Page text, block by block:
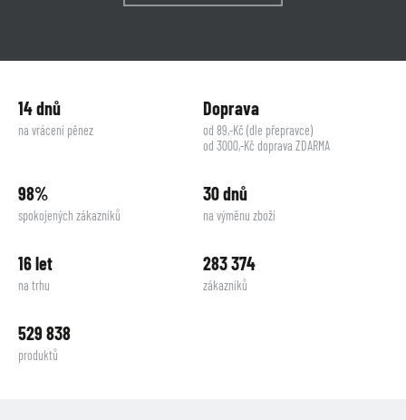
14 dnů
na vrácení pěnez
Doprava
od 89,-Kč (dle přepravce)
od 3000,-Kč doprava ZDARMA
98%
spokojených zákazníků
30 dnů
na výměnu zboží
16 let
na trhu
283 374
zákazníků
529 838
produktů